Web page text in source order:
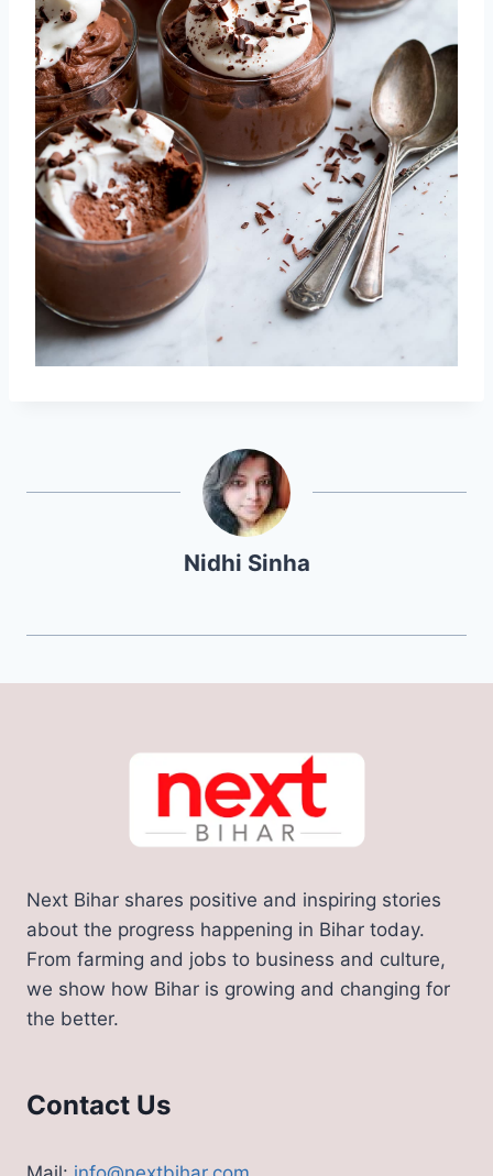
Nidhi Sinha
Next Bihar shares positive and inspiring stories
about the progress happening in Bihar today.
From farming and jobs to business and culture,
we show how Bihar is growing and changing for
the better.
Contact Us